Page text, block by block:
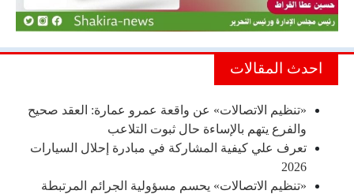
احدث المقالات
«تنظيم الاتصالات» عن واقعة عمرو عمارة: العقد صحيح
والفرع يتهم بالإساءة حال ثبوت التلاعب
تعرف علي كيفية المشاركة في مبادرة إحلال السيارات
2026
«تنظيم الاتصالات» يحسم مسؤولية الجرائم المرتبطة